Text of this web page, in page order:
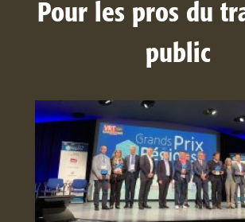
Pour les pros du
public